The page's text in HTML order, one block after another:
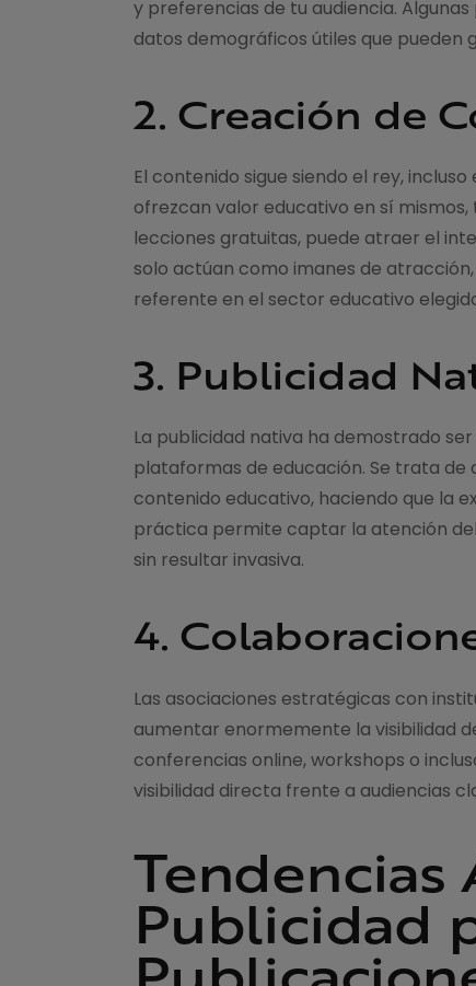
y preferencias de tu audiencia.
datos demográficos útiles que pueden
2. Creación de
El contenido sigue siendo el rey,
ofrezcan valor educativo en sí
lecciones gratuitas, puede atraer el
solo actúan como imanes de
referente en el sector educativo
3. Publicidad
La publicidad nativa ha demostrado
plataformas de educación. Se trata de
contenido educativo, haciendo que la
práctica permite captar la atención
sin resultar invasiva.
4.
Las asociaciones estratégicas con
aumentar enormemente la visibilidad
conferencias online, workshops o
visibilidad directa frente a audiencias
Tendencias
Publicidad